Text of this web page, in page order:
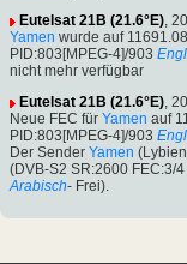
Eutelsat 21B (21.6°E),
Yamen wurde auf
PID:803[MPEG-4]/903
nicht mehr verfügbar
Eutelsat 21B (21.6°E),
Neue FEC für Yamen auf
PID:803[MPEG-4]/903
Der Sender Yamen
(DVB-S2 SR:2600 FEC:3/
Arabisch- Frei).